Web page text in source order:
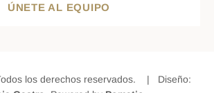
ÚNETE AL EQUIPO
los derechos reservados. | Diseño: